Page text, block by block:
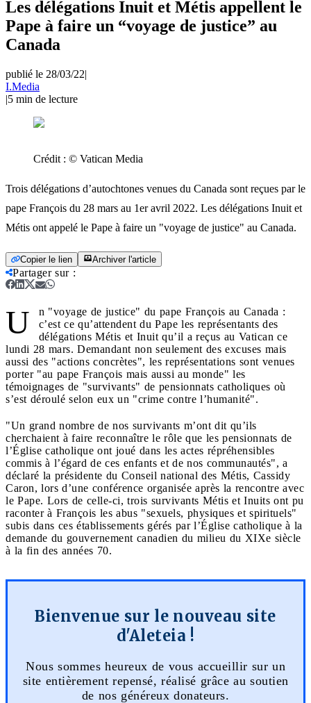
Les délégations Inuit et Métis appellent le
Pape à faire un “voyage de justice” au
Canada
publié le 28/03/22|
I.Media
|5 min de lecture
Crédit : © Vatican Media
Trois délégations d’autochtones venues du Canada sont reçues par le
pape François du 28 mars au 1er avril 2022. Les délégations Inuit et
Métis ont appelé le Pape à faire un "voyage de justice" au Canada.
Copier le lien Archiver l'article
Partager sur:
U
n "voyage de justice" du pape François au Canada :
c’est ce qu’attendent du Pape les représentants des
délégations Métis et Inuit qu’il a reçus au Vatican ce
lundi 28 mars. Demandant non seulement des excuses mais
aussi des "actions concrètes", les représentations sont venues
porter "au pape François mais aussi au monde" les
témoignages de "survivants" de pensionnats catholiques où
s’est déroulé selon eux un "crime contre l’humanité".
"Un grand nombre de nos survivants m’ont dit qu’ils
cherchaient à faire reconnaître le rôle que les pensionnats de
l’Église catholique ont joué dans les actes répréhensibles
commis à l’égard de ces enfants et de nos communautés", a
déclaré la présidente du Conseil national des Métis, Cassidy
Caron, lors d’une conférence organisée après la rencontre avec
le Pape. Lors de celle-ci, trois survivants Métis et Inuits ont pu
raconter à François les abus "sexuels, physiques et spirituels"
subis dans ces établissements gérés par l’Église catholique à la
demande du gouvernement canadien du milieu du XIXe siècle
à la fin des années 70.
Bienvenue sur le nouveau site
d'Aleteia !
Nous sommes heureux de vous accueillir sur un
site entièrement repensé, réalisé grâce au soutien
de nos généreux donateurs.